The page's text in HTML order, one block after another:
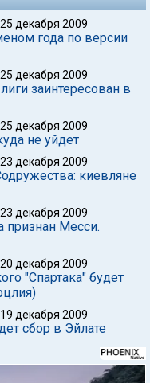
25 декабря 2009
года по версии
25 декабря 2009
заинтересован в
25 декабря 2009
не уйдет
23 декабря 2009
киевляне
23 декабря 2009
Месси.
20 декабря 2009
"Спартака" будет
19 декабря 2009
сбор в Эйлате